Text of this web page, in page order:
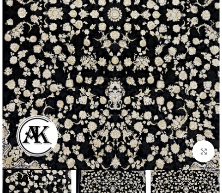
بزرگنمایی تصویر